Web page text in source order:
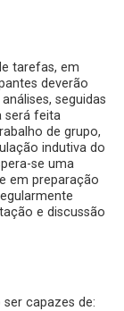
tarefas, em
deverão
seguidas
será feita
de grupo,
indutiva do
se uma
em preparação
e discussão
capazes de: